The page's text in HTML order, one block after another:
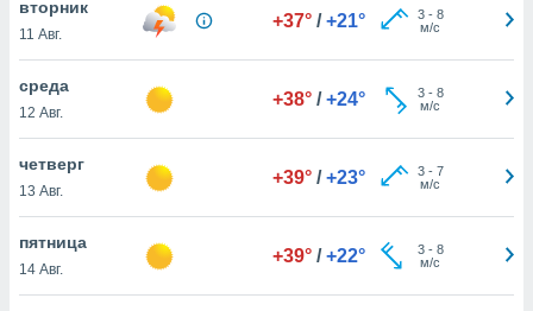
нашей
cookie
cookie
в
нашего
вторник
11 Авг.
+37° / +21° 3- 8
м/с
среда
12 Авг.
+38° / +24° 3- 8
м/с
четверг
13 Авг.
+39° / +23° 3- 7
м/с
пятница
14 Авг.
+39° / +22° 3- 8
м/с